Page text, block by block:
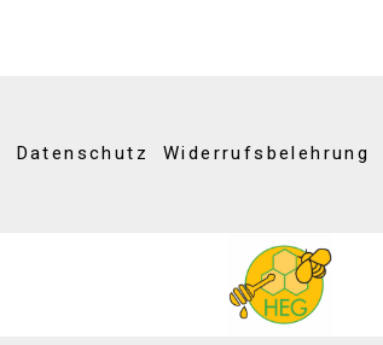
Datenschutz Widerrufsbelehrung